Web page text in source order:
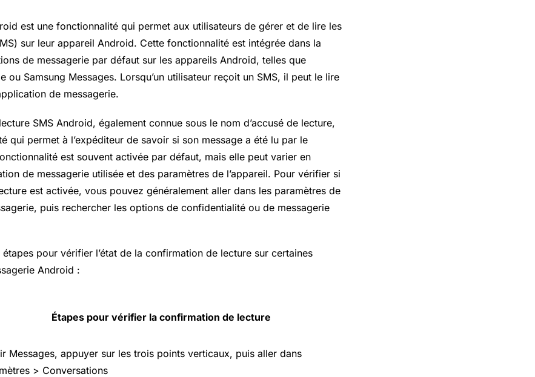
est une fonctionnalité qui permet aux utilisateurs de gérer et de lire les
sur leur appareil Android. Cette fonctionnalité est intégrée dans la
de messagerie par défaut sur les appareils Android, telles que
ou Samsung Messages. Lorsqu’un utilisateur reçoit un SMS, il peut le lire
de messagerie.
SMS Android, également connue sous le nom d’accusé de lecture,
qui permet à l’expéditeur de savoir si son message a été lu par le
est souvent activée par défaut, mais elle peut varier en
de messagerie utilisée et des paramètres de l’appareil. Pour vérifier si
est activée, vous pouvez généralement aller dans les paramètres de
puis rechercher les options de confidentialité ou de messagerie
pour vérifier l’état de la confirmation de lecture sur certaines
Android :
Étapes pour vérifier la confirmation de lecture
Messages, appuyer sur les trois points verticaux, puis aller dans
> Conversations